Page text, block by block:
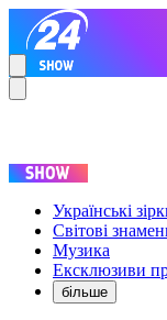
Українські
Світові
Музика
Ексклюзиви
більше